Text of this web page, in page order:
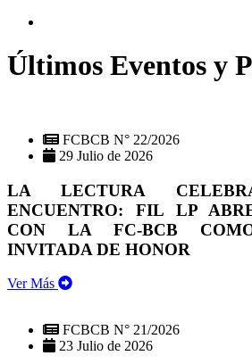
Últimos Eventos y
FCBCB N° 22/2026
29 Julio de 2026
LA LECTURA
ENCUENTRO: FIL LP
CON LA FC-BCB
INVITADA DE HONOR
Ver Más
FCBCB N° 21/2026
23 Julio de 2026